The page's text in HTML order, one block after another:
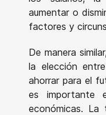
aumentar o
factores y
De manera
la elección
ahorrar para el
es importante
económicas. La